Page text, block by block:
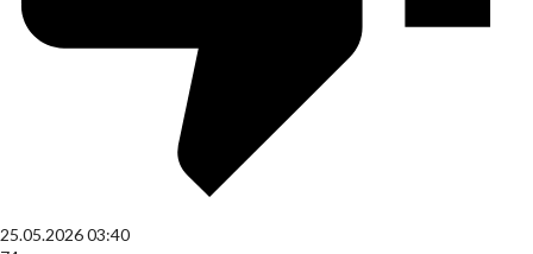
25.05.202603:40